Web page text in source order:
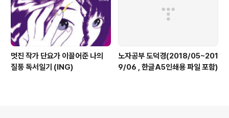
멋진 작가 단요가 이끌어준 나의
질풍 독서일기 (ING)
노자공부 도덕경(2018/05~201
9/06 , 한글A5인쇄용 파일 포함)